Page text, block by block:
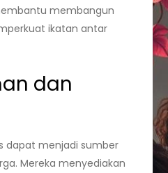
membangun
ikatan antar
dan
dapat menjadi sumber
Mereka menyediakan